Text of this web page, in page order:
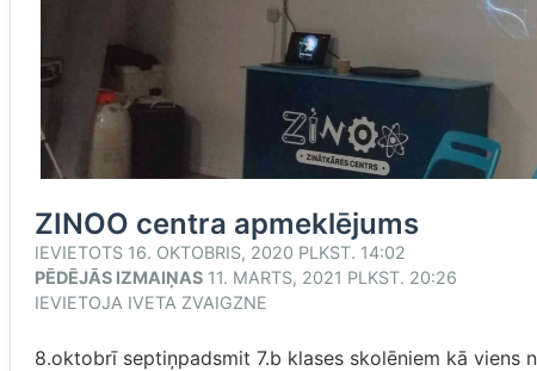
ZINOO centra apmeklējums
IEVIETOTS 16. OKTOBRIS, 2020 PLKST. 14:02
PĒDĒJĀS IZMAIŅAS 11. MARTS, 2021 PLKST. 20:26
IEVIETOJA IVETA ZVAIGZNE
8.oktobrī septiņpadsmit 7.b klases skolēniem kā viens